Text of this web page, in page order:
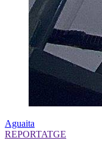
Aguaita
REPORTATGE